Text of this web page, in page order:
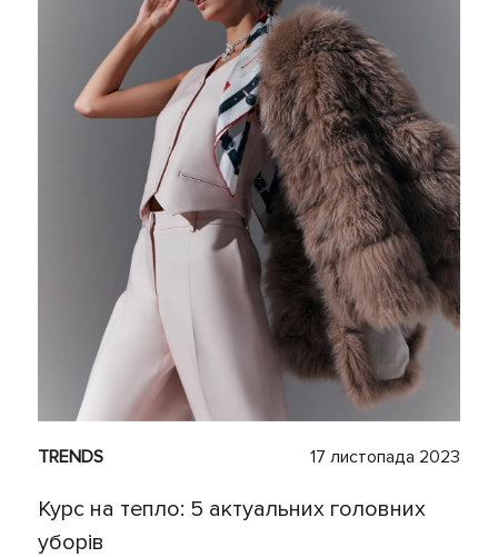
TRENDS 17 листопада 2023
Курс на тепло: 5 актуальних головних
уборів